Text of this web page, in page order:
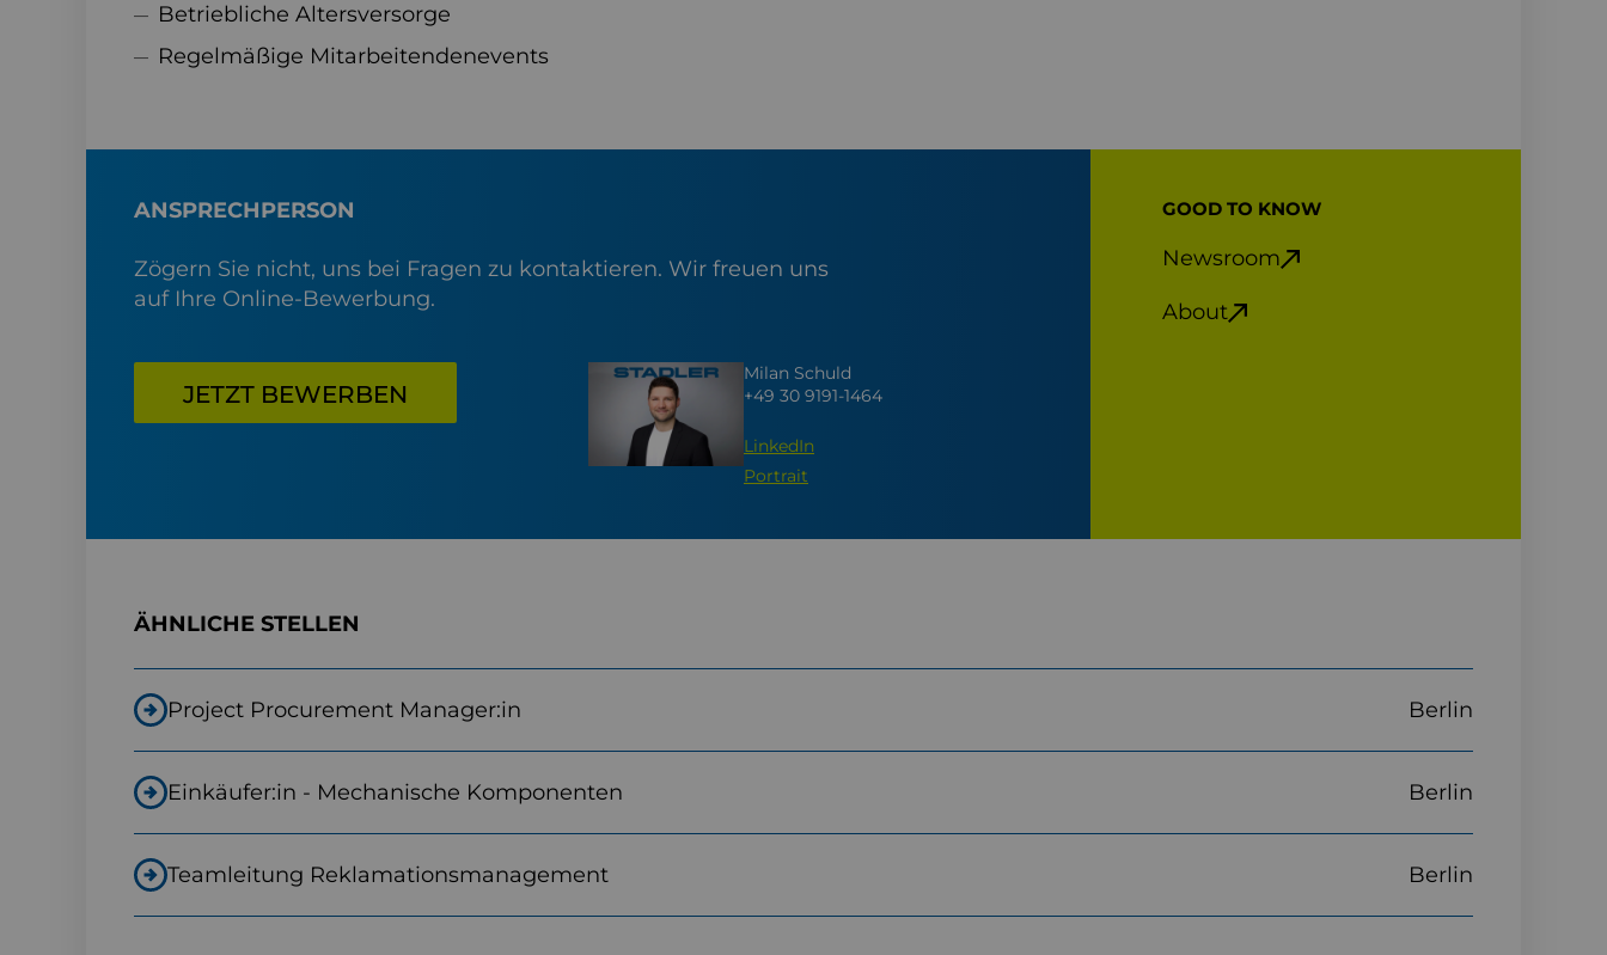
Betriebliche Altersversorge
Regelmäßige Mitarbeitendenevents
ANSPRECHPERSON
Zögern Sie nicht, uns bei Fragen zu kontaktieren. Wir freuen uns
auf Ihre Online-Bewerbung.
JETZT BEWERBEN
Milan Schuld
+49 30 9191-1464
LinkedIn
Portrait
GOOD TO KNOW
Newsroom
About
ÄHNLICHE STELLEN
Project Procurement Manager:in Berlin
Einkäufer:in - Mechanische Komponenten Berlin
Teamleitung Reklamationsmanagement Berlin